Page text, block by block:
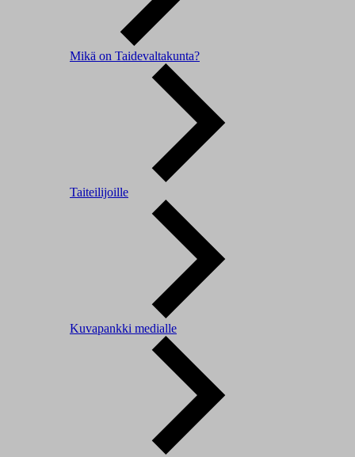
Mikä on Taidevaltakunta?
Taiteilijoille
Kuvapankki medialle